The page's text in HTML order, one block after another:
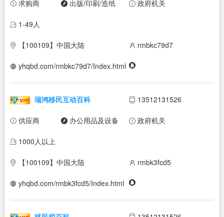
求购商 出版/印刷/造纸 政府机关
1-49人
【100109】中国大陆 rmbkc79d7
yhqbd.com/rmbkc79d7/Index.html
瑞鸿移民互动百科 13512131526
供应商 办公用品及设备 政府机关
1000人以上
【100109】中国大陆 rmbk3fcd5
yhqbd.com/rmbk3fcd5/Index.html